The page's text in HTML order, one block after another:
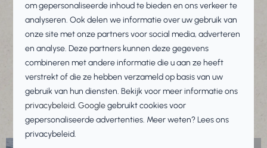
Onze sportmogelijkheden ⤵
Watersport: suppen, zeilen en meer
Vismogelijkheden
Midgetgolf en biljartvoetbal
Diverse sport- en speelveldjes
om gepersonaliseerde inhoud te bieden en ons verkeer te
analyseren. Ook delen we informatie over uw gebruik van
onze site met onze partners voor social media, adverteren
en analyse. Deze partners kunnen deze gegevens
combineren met andere informatie die u aan ze heeft
verstrekt of die ze hebben verzameld op basis van uw
gebruik van hun diensten. Bekijk voor meer informatie ons
privacybeleid.Googlegebruikt cookies voor
gepersonaliseerde advertenties. Meer weten? Lees ons
privacybeleid.